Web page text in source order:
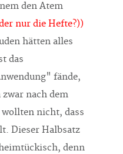
den Atem
nur die Hefte?))
hätten alles
das
fände,
zwar nach dem
nicht, dass
Dieser Halbsatz
denn